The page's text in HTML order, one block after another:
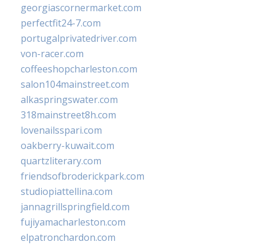
georgiascornermarket.com
perfectfit24-7.com
portugalprivatedriver.com
von-racer.com
coffeeshopcharleston.com
salon104mainstreet.com
alkaspringswater.com
318mainstreet8h.com
lovenailsspari.com
oakberry-kuwait.com
quartzliterary.com
friendsofbroderickpark.com
studiopiattellina.com
jannagrillspringfield.com
fujiyamacharleston.com
elpatronchardon.com